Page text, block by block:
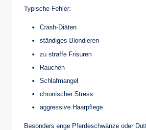
Typische Fehler:
Crash-Diäten
ständiges Blondieren
zu straffe Frisuren
Rauchen
Schlafmangel
chronischer Stress
aggressive Haarpflege
Besonders enge Pferdeschwänze oder